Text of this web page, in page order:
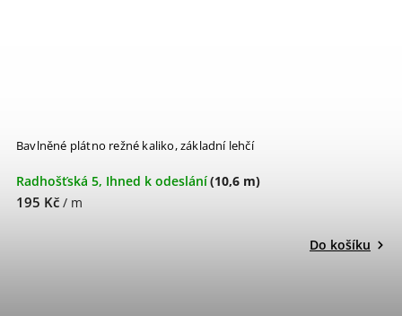
Bavlněné plátno režné kaliko, základní lehčí
Radhošťská 5, Ihned k odeslání(10,6 m)
195 Kč / m
Do košíku